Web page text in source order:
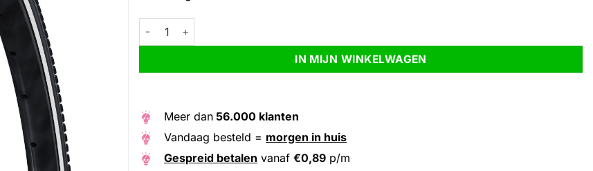
Schwalbe btb G-One Comp Plus 28 x 1.70 zw refl aantal
IN MIJN WINKELWAGEN
Alternative:
Meer dan 56.000 klanten
Vandaag besteld = morgen in huis
Gespreid betalen vanaf €0,89 p/m